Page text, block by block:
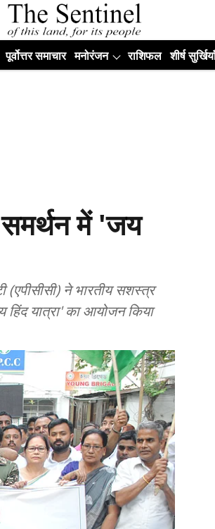
पूर्वोत्तर समाचार मनोरंजन राशिफल शीर्ष
में 'जय
ने भारतीय सशस्त्र
यात्रा' का आयोजन किया